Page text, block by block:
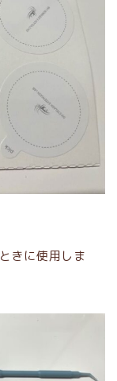
きに使用しま